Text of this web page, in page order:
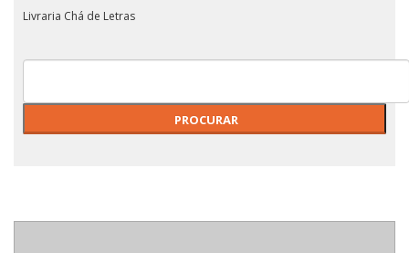
Livraria Chá de Letras